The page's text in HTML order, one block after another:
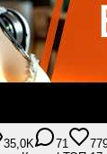
35,0K 71